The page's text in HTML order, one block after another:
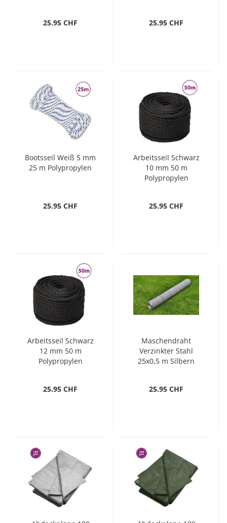
25.95 CHF 25.95 CHF
Bootsseil Weiß 5 mm
25 m Polypropylen
25.95 CHF
Arbeitsseil Schwarz
10 mm 50 m
Polypropylen
25.95 CHF
Arbeitsseil Schwarz
12 mm 50 m
Polypropylen
25.95 CHF
Maschendraht
Verzinkter Stahl
25x0,5 m Silbern
25.95 CHF